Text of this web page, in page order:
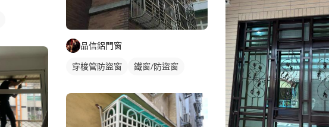
品信鋁門窗
穿梭管防盜窗 鐵窗/防盜窗